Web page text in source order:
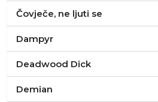
Čovječe, ne ljuti se
Dampyr
Deadwood Dick
Demian